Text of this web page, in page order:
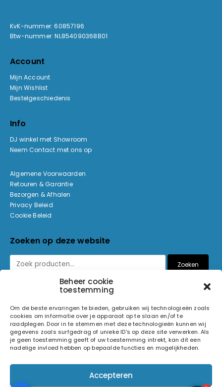
Beheer cookie
toestemming
Om de beste ervaringen te bieden, gebruiken wij technologieën zoals
cookies om informatie over je apparaat op te slaan en/of te
raadplegen. Door in te stemmen met deze technologieën kunnen wij
gegevens zoals surfgedrag of unieke ID's op deze site verwerken. Als
je geen toestemming geeft of uw toestemming intrekt, kan dit een
nadelige invloed hebben op bepaalde functies en mogelijkheden.
Accepteren
KvK-nummer: 60857196
Btw-nummer: NL854090368B01
Account
Mijn Account
Mijn Wishlist
Bestelgeschiedenis
Info
DJ winkel met Showroom
Neem Contact met ons op
Algemene Voorwaarden
Retouren & Garantie
Bezorgen & Afhalen
Privacy Beleid
Cookie Beleid
Zoeken op deze website
Zoeken
© 2026 Light and Sound Factory. Alle rechten voorbehouden.